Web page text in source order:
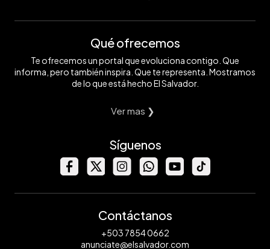
Qué ofrecemos
Te ofrecemos un portal que evoluciona contigo. Que
informa, pero también inspira. Que te representa. Mostramos
de lo que está hecho El Salvador.
Ver mas ❯
Síguenos
Contáctanos
+503 7854 0662
anunciate@elsalvador.com